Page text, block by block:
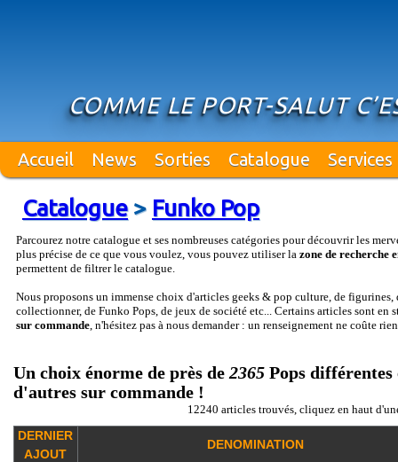
COMME LE PORT-SALUT
Accueil News Sorties Catalogue Services
Catalogue> Funko Pop
Parcourez notre catalogue et ses nombreuses catégories pour découvrir les
plus précise de ce que vous voulez, vous pouvez utiliser la zone de recherche
permettent de filtrer le catalogue.
Nous proposons un immense choix d'articles geeks & pop culture, de figurines,
collectionner, de Funko Pops, de jeux de société etc... Certains articles sont en
sur commande, n'hésitez pas à nous demander : un renseignement ne coûte
Un choix énorme de près de 2365 Pops différentes
d'autres sur commande !
12240 articles trouvés, cliquez en haut
DERNIER
AJOUT
DENOMINATION